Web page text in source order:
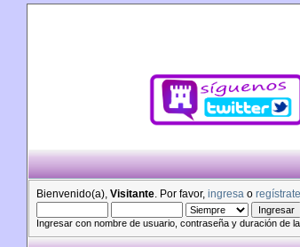
Bienvenido(a), Visitante . Por favor, ingresa o regístrate
Ingresar con nombre de usuario, contraseña y duración de